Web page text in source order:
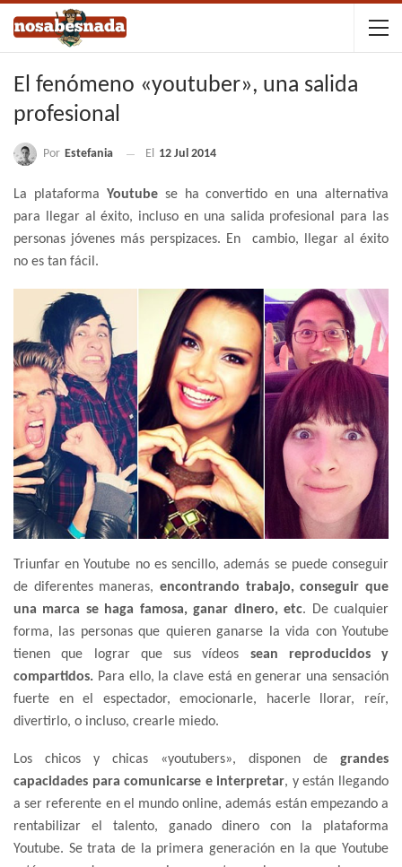
El fenómeno «youtuber», una salida
profesional
Por Estefania El 12 Jul 2014
La plataforma Youtubese ha convertido en una alternativa
para llegar al éxito, incluso en una salida profesional para las
personas jóvenes más perspizaces. En cambio, llegar al éxito
no es tan fácil.
Triunfar en Youtube no es sencillo, además se puede conseguir
de diferentes maneras, encontrando trabajo, conseguir que
una marca se haga famosa, ganar dinero, etc. De cualquier
forma, las personas que quieren ganarse la vida con Youtube
tienen que lograr que sus vídeos sean reproducidos y
compartidos. Para ello, la clave está en generar una sensación
fuerte en el espectador, emocionarle, hacerle llorar, reír,
divertirlo, o incluso, crearle miedo.
Los chicos y chicas «youtubers», disponen de grandes
capacidades para comunicarse e interpretar, y están llegando
a ser referente en el mundo online, además están empezando a
rentabilizar el talento, ganado dinero con la plataforma
Youtube. Se trata de la primera generación en la que Youtube